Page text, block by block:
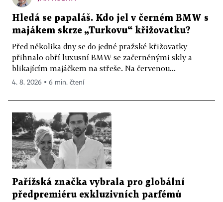
Hledá se papaláš. Kdo jel v černém BMW s
majákem skrze „Turkovu“ křižovatku?
Před několika dny se do jedné pražské křižovatky
přihnalo obří luxusní BMW se začerněnými skly a
blikajícím majáčkem na střeše. Na červenou...
4. 8. 2026 ▪ 6 min. čtení
Pařížská značka vybrala pro globální
předpremiéru exkluzivních parfémů